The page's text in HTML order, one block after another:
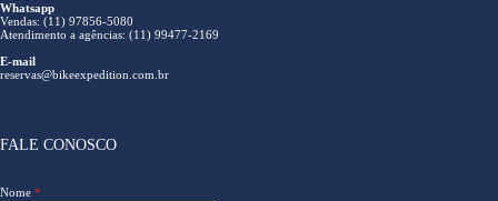
Whatsapp
Vendas: (11) 97856-5080
Atendimento a agências: (11) 99477-2169
E-mail
reservas@bikeexpedition.com.br
FALE CONOSCO
Nome *